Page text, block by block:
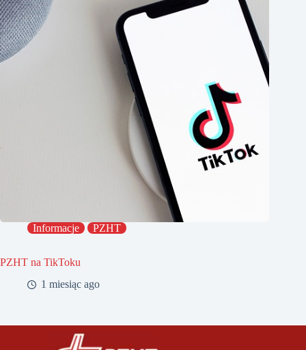
Informacje PZHT
PZHT na TikToku
1 miesiąc ago